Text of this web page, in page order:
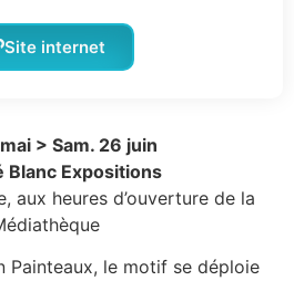
Site internet
> Sam. 26 juin
Blanc Expositions
aux heures d’ouverture de la
Painteaux, le motif se déploie